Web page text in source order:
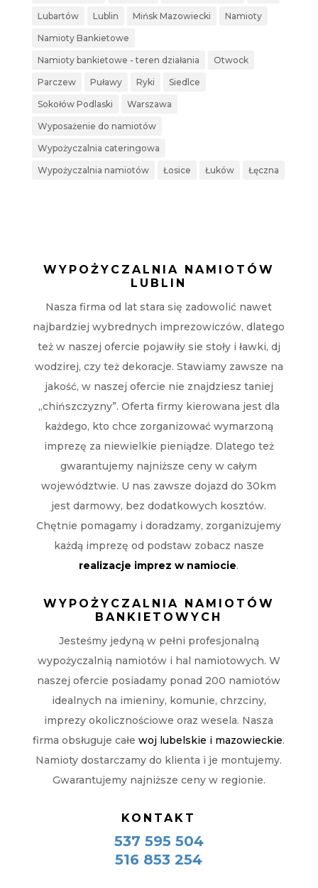
Lubartów Lublin Mińsk Mazowiecki Namioty
Namioty Bankietowe
Namioty bankietowe - teren działania Otwock
Parczew Puławy Ryki Siedlce
Sokołów Podlaski Warszawa
Wyposażenie do namiotów
Wypożyczalnia cateringowa
Wypożyczalnia namiotów Łosice Łuków Łęczna
WYPOŻYCZALNIA NAMIOTÓW
LUBLIN
Nasza firma od lat stara się zadowolić nawet
najbardziej wybrednych imprezowiczów, dlatego
też w naszej ofercie pojawiły sie stoły i ławki, dj
wodzirej, czy też dekoracje. Stawiamy zawsze na
jakość, w naszej ofercie nie znajdziesz taniej
„chińszczyzny”. Oferta firmy kierowana jest dla
każdego, kto chce zorganizować wymarzoną
imprezę za niewielkie pieniądze. Dlatego też
gwarantujemy najniższe ceny w całym
województwie. U nas zawsze dojazd do 30km
jest darmowy, bez dodatkowych kosztów.
Chętnie pomagamy i doradzamy, zorganizujemy
każdą imprezę od podstaw zobacz nasze
realizacje imprez w namiocie.
WYPOŻYCZALNIA NAMIOTÓW
BANKIETOWYCH
Jesteśmy jedyną w pełni profesjonalną
wypożyczalnią namiotów i hal namiotowych. W
naszej ofercie posiadamy ponad 200 namiotów
idealnych na imieniny, komunie, chrzciny,
imprezy okolicznościowe oraz wesela. Nasza
firma obsługuje całewoj lubelskie i mazowieckie.
Namioty dostarczamy do klienta i je montujemy.
Gwarantujemy najniższe ceny w regionie.
KONTAKT
537 595 504
516 853 254